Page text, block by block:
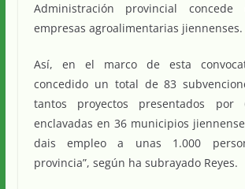
Administración provincial
empresas agroalimentarias jiennenses.
Así, en el marco de esta
concedido un total de 83
tantos proyectos presentados por
enclavadas en 36 municipios
dais empleo a unas 1.000
provincia”, según ha subrayado Reyes.